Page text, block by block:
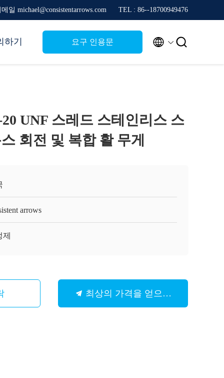
일 michael@consistentarrows.com TEL : 86--18700949476
하기 요구 인용문  
UNF 스레드 스테인리스 스
회전 및 복합 활 무게
arrows
최상의 가격을 얻으세요